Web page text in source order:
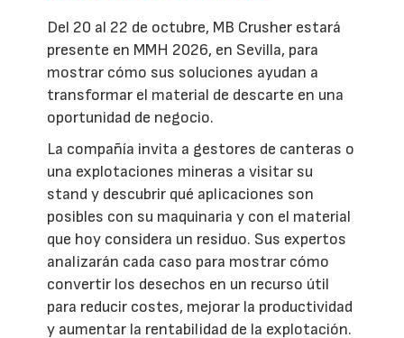
Del 20 al 22 de octubre, MB Crusher estará
presente en MMH 2026, en Sevilla, para
mostrar cómo sus soluciones ayudan a
transformar el material de descarte en una
oportunidad de negocio.
La compañía invita a gestores de canteras o
una explotaciones mineras a visitar su
stand y descubrir qué aplicaciones son
posibles con su maquinaria y con el material
que hoy considera un residuo. Sus expertos
analizarán cada caso para mostrar cómo
convertir los desechos en un recurso útil
para reducir costes, mejorar la productividad
y aumentar la rentabilidad de la explotación.